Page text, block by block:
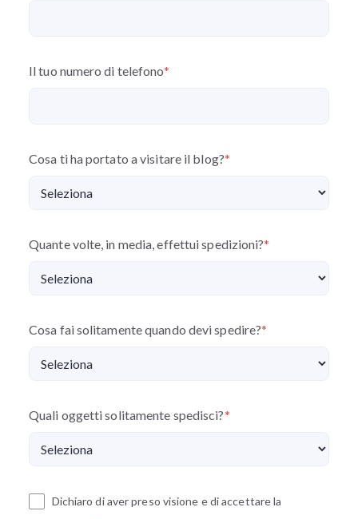
Il tuo numero di telefono*
Cosa ti ha portato a visitare il blog?*
Quante volte, in media, effettui spedizioni?*
Cosa fai solitamente quando devi spedire?*
Quali oggetti solitamente spedisci?*
Dichiaro di aver preso visione e di accettare la